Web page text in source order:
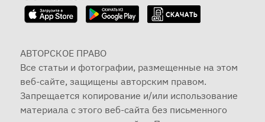
АВТОРСКОЕ ПРАВО
Все статьи и фотографии, размещенные на этом
веб-сайте, защищены авторским правом.
Запрещается копирование и/или использование
материала с этого веб-сайта без письменного